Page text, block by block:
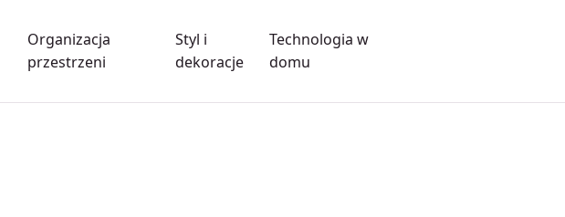
Organizacja
przestrzeni
Styl i
dekoracje
Technologia w
domu